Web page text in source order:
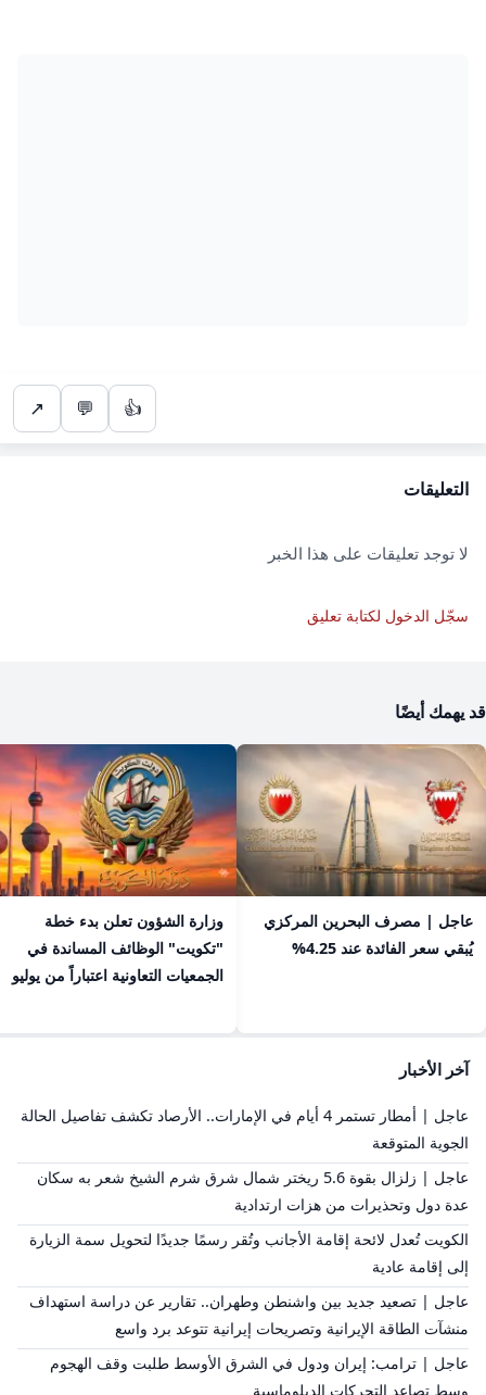
👍
💬
↗
التعليقات
لا توجد تعليقات على هذا الخبر
سجّل الدخول لكتابة تعليق
قد يهمك أيضًا
عاجل | مصرف البحرين المركزي
يُبقي سعر الفائدة عند 4.25%
​وزارة الشؤون تعلن بدء خطة
"تكويت" الوظائف المساندة في
الجمعيات التعاونية اعتباراً من يوليو
آخر الأخبار
عاجل | أمطار تستمر 4 أيام في الإمارات.. الأرصاد تكشف تفاصيل الحالة
الجوية المتوقعة
عاجل | زلزال بقوة 5.6 ريختر شمال شرق شرم الشيخ شعر به سكان
عدة دول وتحذيرات من هزات ارتدادية
الكويت تُعدل لائحة إقامة الأجانب وتُقر رسمًا جديدًا لتحويل سمة الزيارة
إلى إقامة عادية
عاجل | تصعيد جديد بين واشنطن وطهران.. تقارير عن دراسة استهداف
منشآت الطاقة الإيرانية وتصريحات إيرانية تتوعد برد واسع
عاجل | ترامب: إيران ودول في الشرق الأوسط طلبت وقف الهجوم
وسط تصاعد التحركات الدبلوماسية